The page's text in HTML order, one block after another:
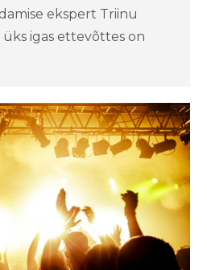
ekspert Triinu
igas ettevõttes on